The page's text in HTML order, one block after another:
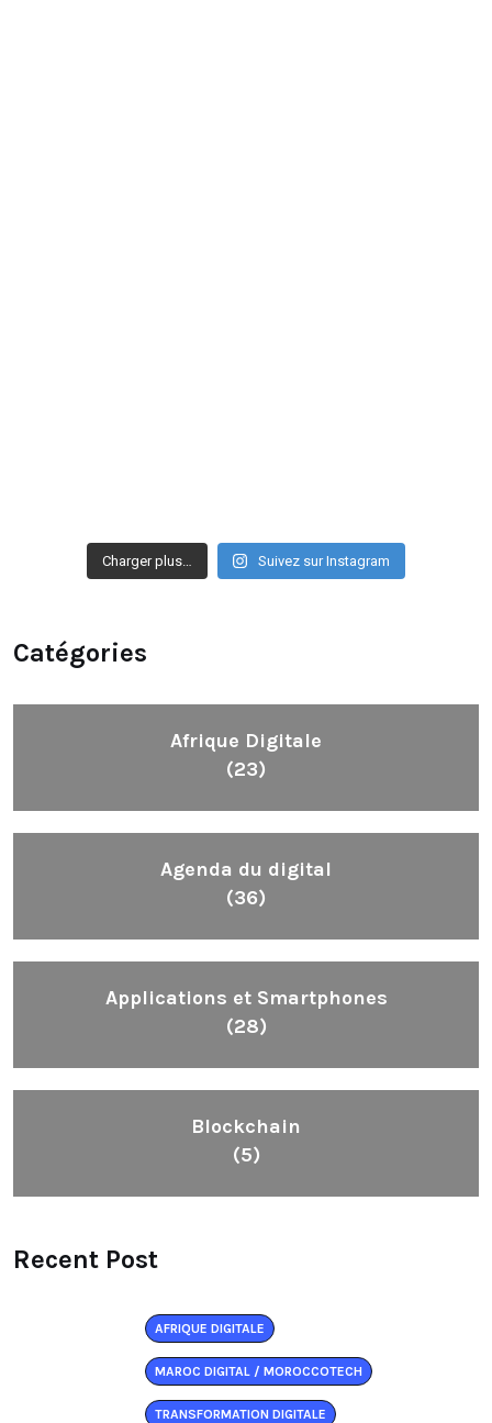
Charger plus… Suivez sur Instagram
Catégories
Afrique Digitale
(23)
Agenda du digital
(36)
Applications et Smartphones
(28)
Blockchain
(5)
Recent Post
AFRIQUE DIGITALE
MAROC DIGITAL / MOROCCOTECH
TRANSFORMATION DIGITALE